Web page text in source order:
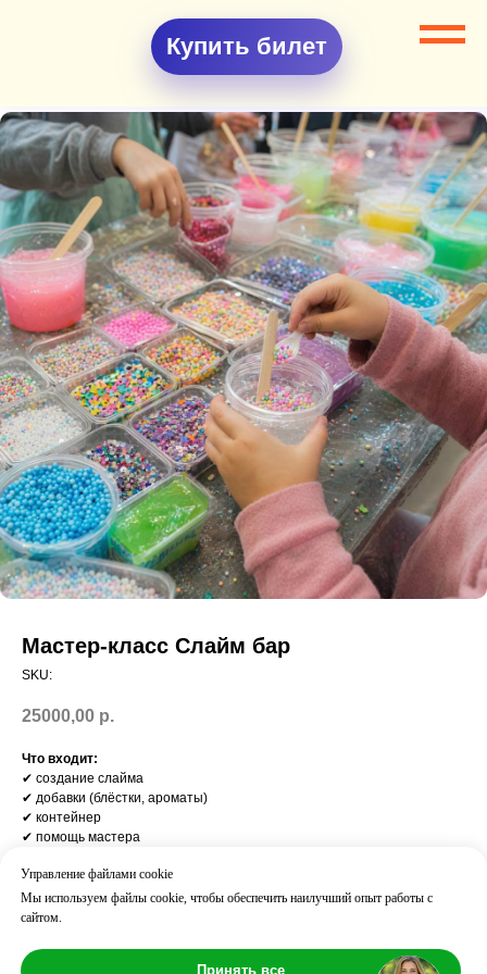
Купить билет
Мастер-класс Слайм бар
SKU:
25000,00 р.
Что входит:
✔ создание слайма
✔ добавки (блёстки, ароматы)
✔ контейнер
✔ помощь мастера
Готовый слайм + сильные эмоции
Часто добавляют:
Minecraft / Roblox / Мини-диско
Длительность: ⏱ 60 мин
Управление файлами cookie
Мы используем файлы cookie, чтобы обеспечить наилучший опыт работы с
сайтом.
Принять все